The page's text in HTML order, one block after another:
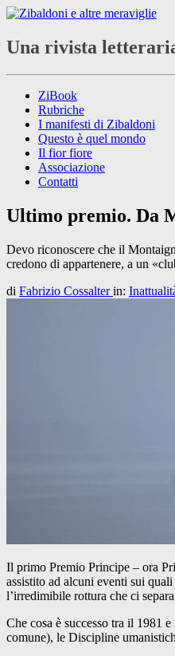
Una rivista
ZiBook
Rubriche
I manifesti di Zibaldoni
Questo è quel mondo
Il fior fiore
Associazione
Contatti
Ultimo premio. Da
Devo riconoscere che il
credono di appartenere, a un
di Fabrizio Cossalterin:
Il primo Premio Principe – ora
assistito ad alcuni eventi sui
l’irredimibile rottura che ci
Che cosa è successo tra il 1981
comune), le Discipline